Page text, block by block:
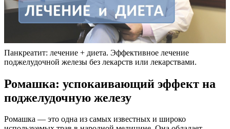
Панкреатит: лечение + диета. Эффективное лечение
поджелудочной железы без лекарств или лекарствами.
Ромашка: успокаивающий эффект на
поджелудочную железу
Ромашка — это одна из самых известных и широко